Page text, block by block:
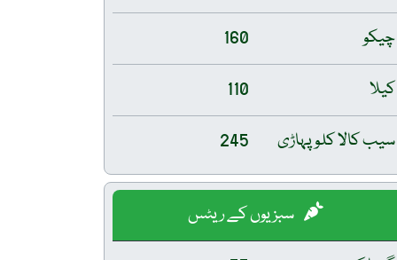
چیکو
160
کیلا
110
سیب کالا کلو پہاڑی
245
سبزیوں کے ریٹس